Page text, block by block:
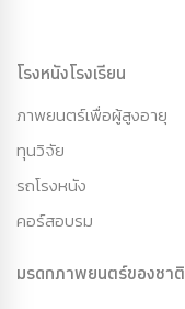
โรงหนังโรงเรียน
ภาพยนตร์เพื่อผู้สูงอายุ
ทุนวิจัย
รถโรงหนัง
คอร์สอบรม
มรดกภาพยนตร์ของชาติ